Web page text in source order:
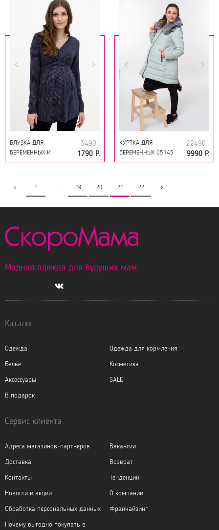
БЛУЗКА ДЛЯ
БЕРЕМЕННЫХ И
КОРМЯЩИХ 09844
3490
1790 Р.
КУРТКА ДЛЯ
БЕРЕМЕННЫХ 05145
МЯТНЫЙ
22490
9990 Р.
1 19 20 21 22
Модная одежда для будущих мам
Каталог
Одежда
Одежда для кормления
Бельё
Косметика
Аксессуары
SALE
В подарок
Сервис клиента
Адреса магазинов-партнеров
Вакансии
Доставка
Возврат
Контакты
Тенденции
Новости и акции
О компании
Обработка персональных данных
Франчайзинг
Почему выгодно покупать в